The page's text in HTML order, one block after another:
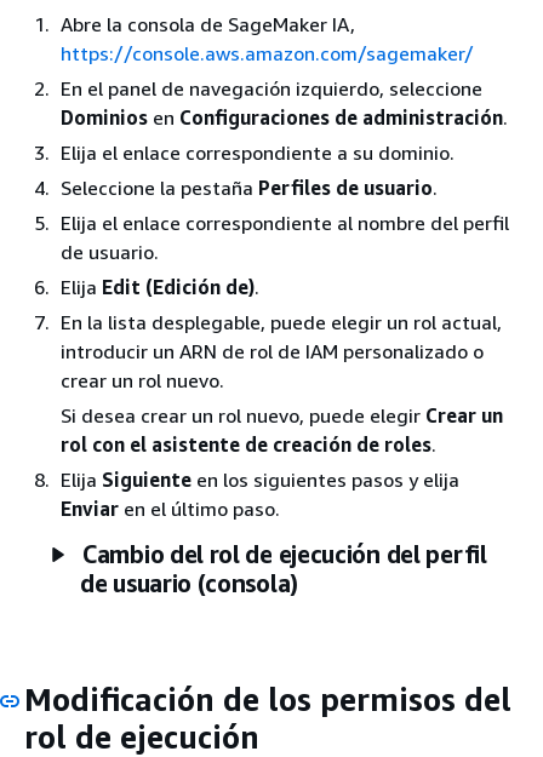
Abre la consola de SageMaker IA,
https://console.aws.amazon.com/sagemaker/
En el panel de navegación izquierdo, seleccione
Dominios en Configuraciones de administración.
Elija el enlace correspondiente a su dominio.
Seleccione la pestaña Perfiles de usuario.
Elija el enlace correspondiente al nombre del perfil
de usuario.
Elija Edit (Edición de).
En la lista desplegable, puede elegir un rol actual,
introducir un ARN de rol de IAM personalizado o
crear un rol nuevo.
Si desea crear un rol nuevo, puede elegir Crear un
rol con el asistente de creación de roles.
Elija Siguiente en los siguientes pasos y elija
Enviar en el último paso.
Cambio del rol de ejecución del perfil
de usuario (consola)
Modificación de los permisos del
rol de ejecución